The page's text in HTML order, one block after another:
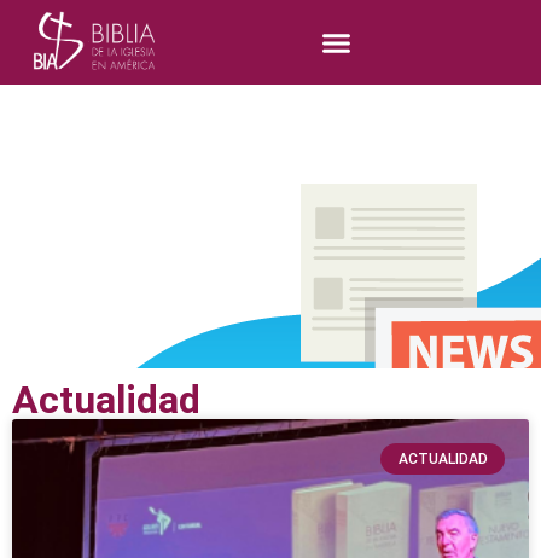
Actualidad
ACTUALIDAD